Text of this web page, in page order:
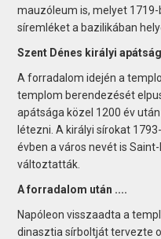
mauzóleum is, melyet
síremléket a bazilikában
Szent Dénes királyi
A forradalom idején a
templom berendezését
apátsága közel 1200 év
létezni. A királyi sírokat
évben a város nevét is
változtatták.
A forradalom után ....
Napóleon visszaadta a
dinasztia sírboltját tervezte